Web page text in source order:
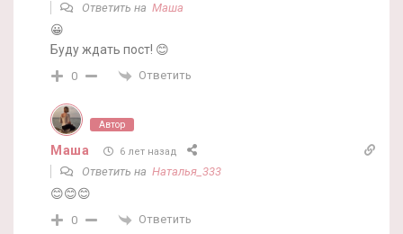
Ответить на Маша
😀
Буду ждать пост! 😊
0 Ответить
Автор
Маша 6 лет назад
Ответить на Наталья_333
😊😊😊
0 Ответить